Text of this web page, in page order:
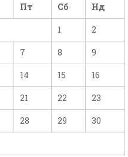
Пт Сб Нд
1 2
7 8 9
14 15 16
21 22 23
28 29 30